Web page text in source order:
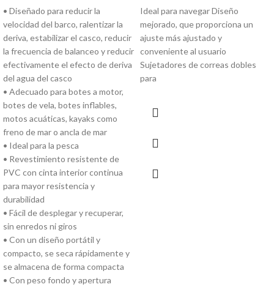
• Diseñado para reducir la
velocidad del barco, ralentizar la
deriva, estabilizar el casco, reducir
la frecuencia de balanceo y reducir
efectivamente el efecto de deriva
del agua del casco
• Adecuado para botes a motor,
botes de vela, botes inflables,
motos acuáticas, kayaks como
freno de mar o ancla de mar
• Ideal para la pesca
• Revestimiento resistente de
PVC con cinta interior continua
para mayor resistencia y
durabilidad
• Fácil de desplegar y recuperar,
sin enredos ni giros
• Con un diseño portátil y
compacto, se seca rápidamente y
se almacena de forma compacta
• Con peso fondo y apertura
Ideal para navegar Diseño
mejorado, que proporciona un
ajuste más ajustado y
conveniente al usuario
Sujetadores de correas dobles
para